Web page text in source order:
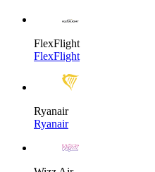
FlexFlight
FlexFlight
Ryanair
Ryanair